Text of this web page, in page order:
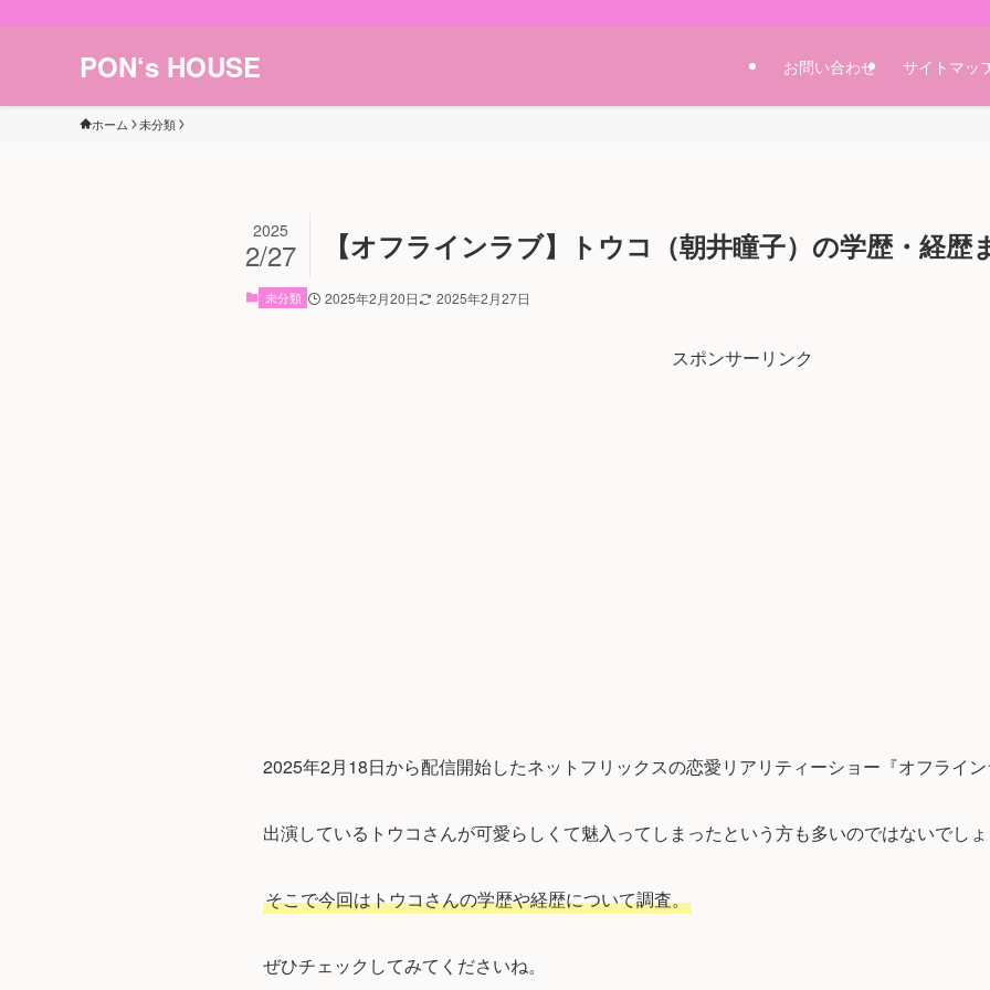
PON‘s HOUSE お問い合わせ サイトマッ
ホーム 未分類
【オフラインラブ】トウコ（朝井瞳子）の学歴・経歴
2025
2/27
未分類 2025年2月20日 2025年2月27日
スポンサーリンク
2025年2月18日から配信開始したネットフリックスの恋愛リアリティーショー『オフライン
出演しているトウコさんが可愛らしくて魅入ってしまったという方も多いのではないでしょ
そこで今回はトウコさんの学歴や経歴について調査。
ぜひチェックしてみてくださいね。